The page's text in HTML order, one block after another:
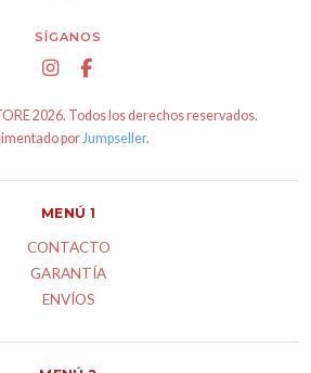
SÍGANOS
2026. Todos los derechos reservados.
porJumpseller.
MENÚ 1
CONTACTO
GARANTÍA
ENVÍOS